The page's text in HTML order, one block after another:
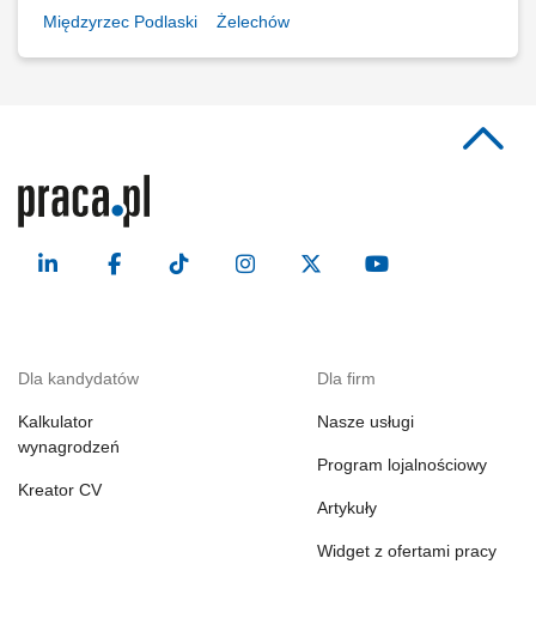
Międzyrzec Podlaski Żelechów
Dla kandydatów
Kalkulator
wynagrodzeń
Kreator CV
Dla firm
Nasze usługi
Program lojalnościowy
Artykuły
Widget z ofertami pracy